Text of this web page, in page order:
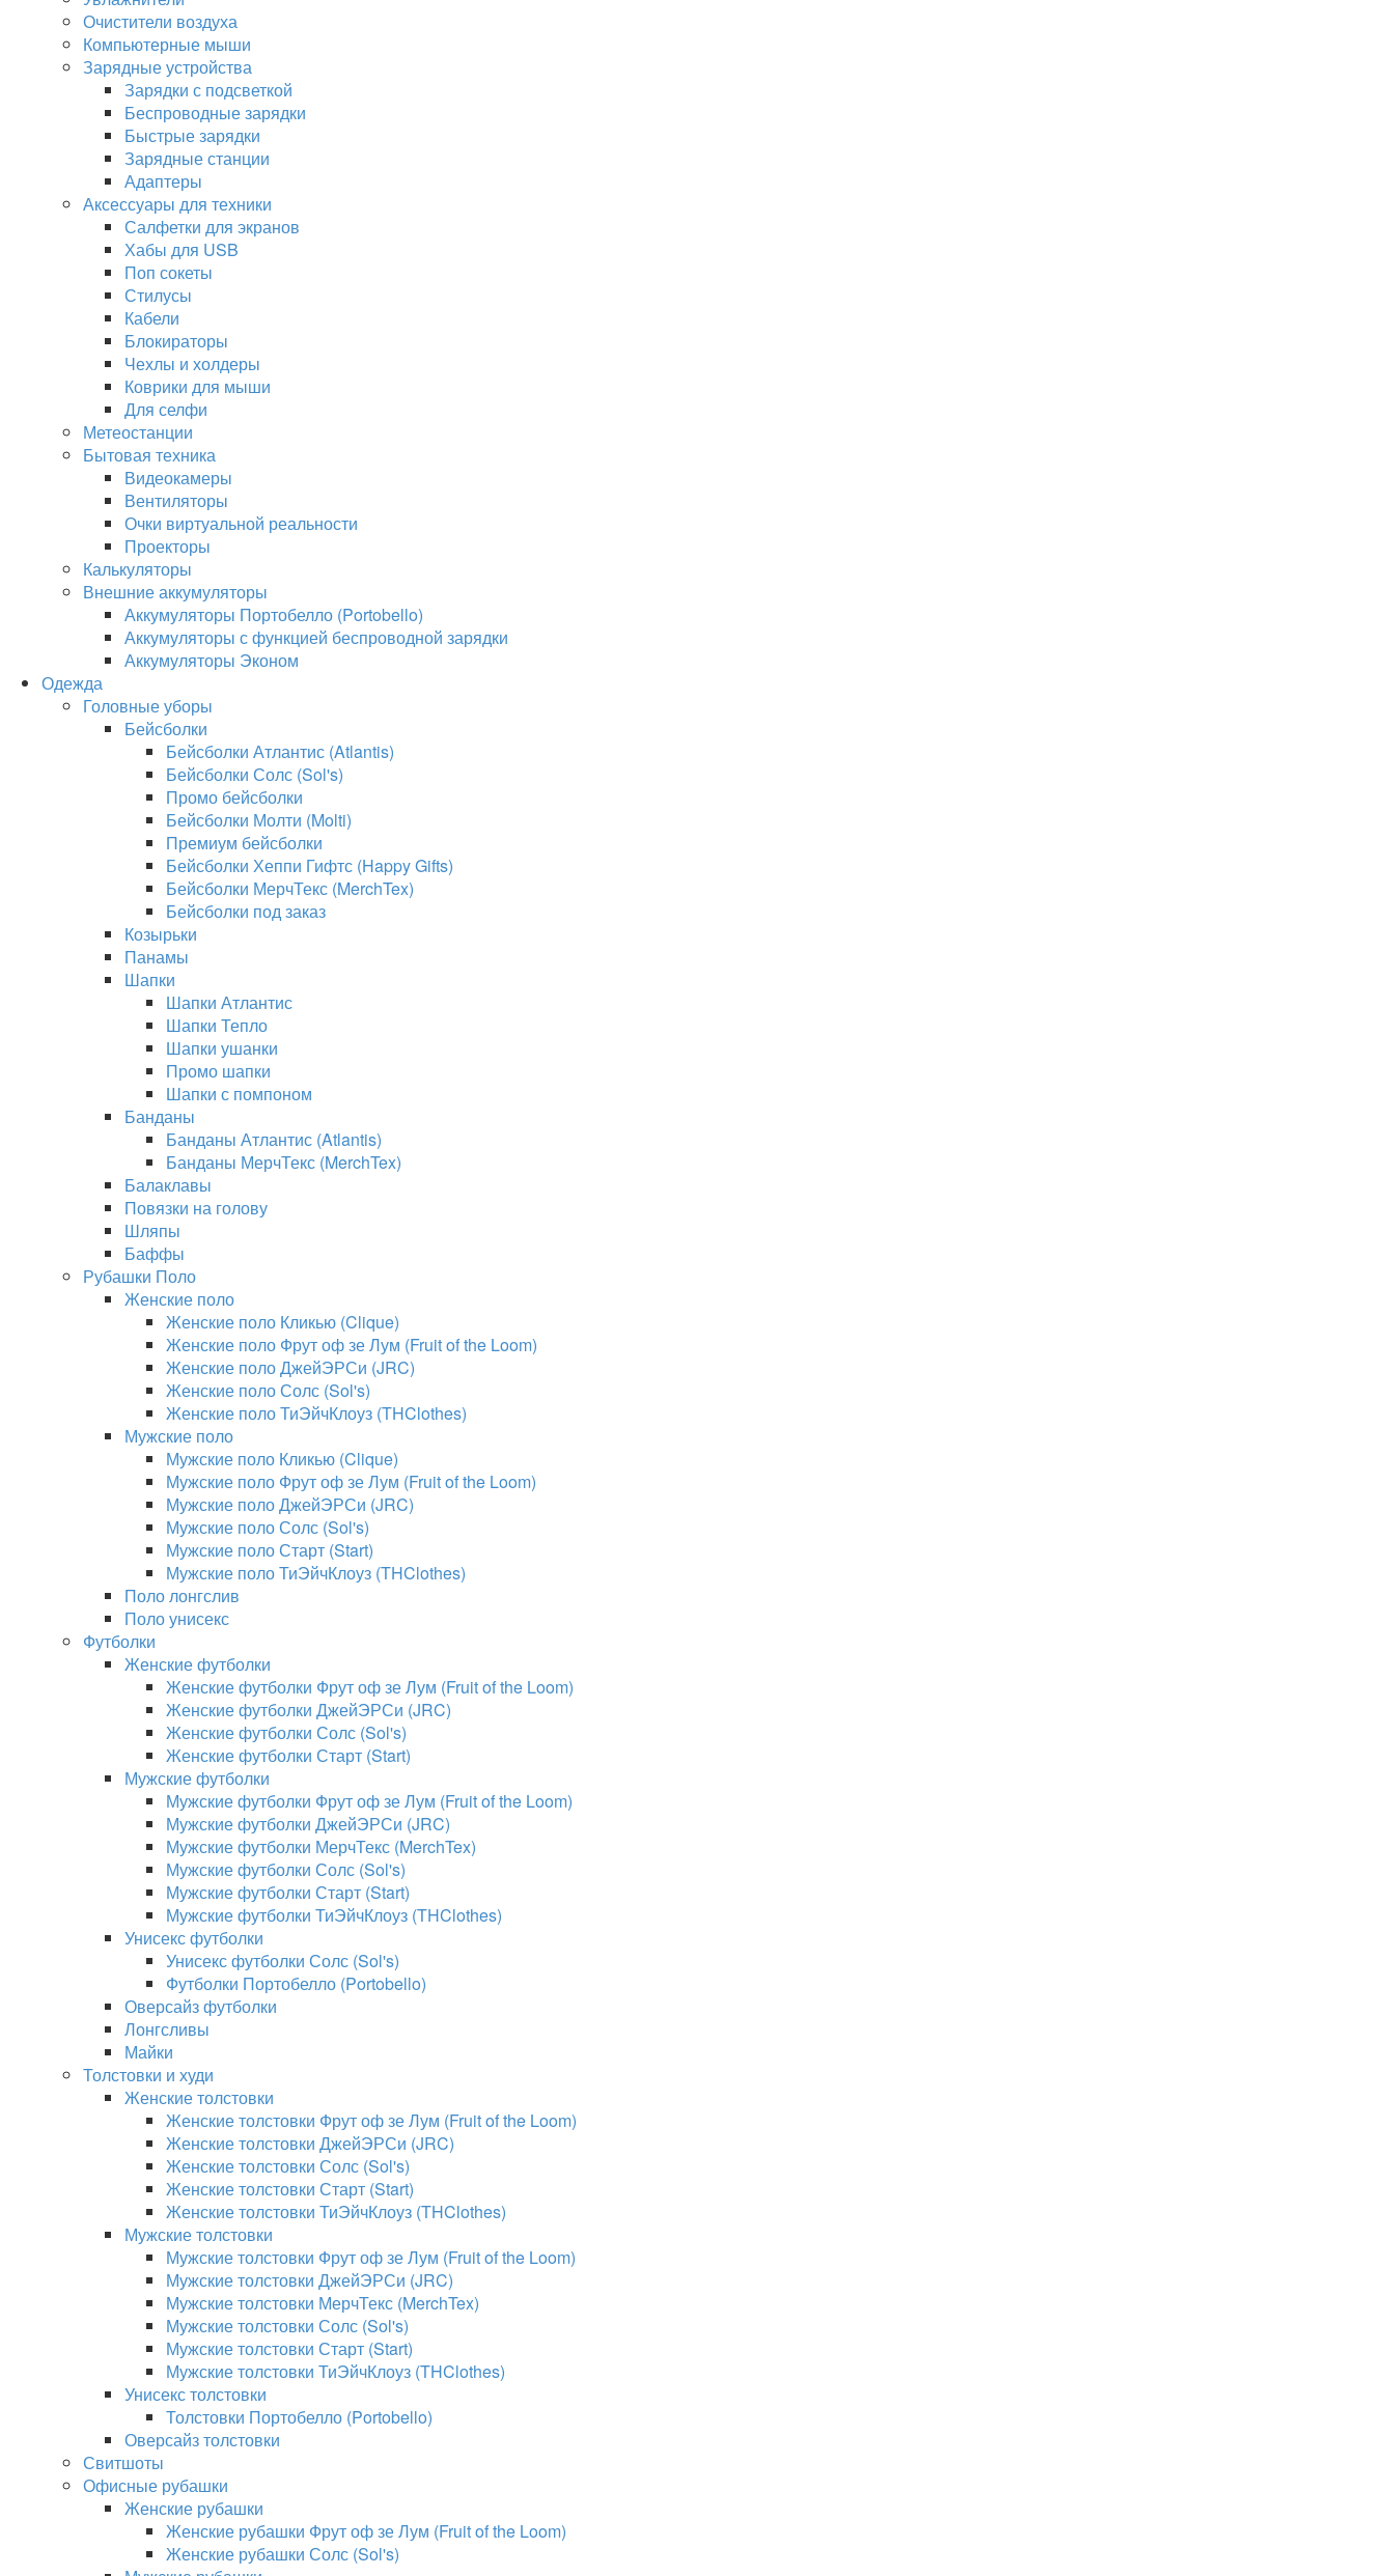
Очистители воздуха
Компьютерные мыши
Зарядные устройства
Зарядки с подсветкой
Беспроводные зарядки
Быстрые зарядки
Зарядные станции
Адаптеры
Аксессуары для техники
Салфетки для экранов
Хабы для USB
Поп сокеты
Стилусы
Кабели
Блокираторы
Чехлы и холдеры
Коврики для мыши
Для селфи
Метеостанции
Бытовая техника
Видеокамеры
Вентиляторы
Очки виртуальной реальности
Проекторы
Калькуляторы
Внешние аккумуляторы
Аккумуляторы Портобелло (Portobello)
Аккумуляторы с функцией беспроводной зарядки
Аккумуляторы Эконом
Одежда
Головные уборы
Бейсболки
Бейсболки Атлантис (Atlantis)
Бейсболки Солс (Sol's)
Промо бейсболки
Бейсболки Молти (Molti)
Премиум бейсболки
Бейсболки Хеппи Гифтс (Happy Gifts)
Бейсболки МерчТекс (MerchTex)
Бейсболки под заказ
Козырьки
Панамы
Шапки
Шапки Атлантис
Шапки Тепло
Шапки ушанки
Промо шапки
Шапки с помпоном
Банданы
Банданы Атлантис (Atlantis)
Банданы МерчТекс (MerchTex)
Балаклавы
Повязки на голову
Шляпы
Баффы
Рубашки Поло
Женские поло
Женские поло Кликью (Clique)
Женские поло Фрут оф зе Лум (Fruit of the Loom)
Женские поло ДжейЭРСи (JRC)
Женские поло Солс (Sol's)
Женские поло ТиЭйчКлоуз (THClothes)
Мужские поло
Мужские поло Кликью (Clique)
Мужские поло Фрут оф зе Лум (Fruit of the Loom)
Мужские поло ДжейЭРСи (JRC)
Мужские поло Солс (Sol's)
Мужские поло Старт (Start)
Мужские поло ТиЭйчКлоуз (THClothes)
Поло лонгслив
Поло унисекс
Футболки
Женские футболки
Женские футболки Фрут оф зе Лум (Fruit of the Loom)
Женские футболки ДжейЭРСи (JRC)
Женские футболки Солс (Sol's)
Женские футболки Старт (Start)
Мужские футболки
Мужские футболки Фрут оф зе Лум (Fruit of the Loom)
Мужские футболки ДжейЭРСи (JRC)
Мужские футболки МерчТекс (MerchTex)
Мужские футболки Солс (Sol's)
Мужские футболки Старт (Start)
Мужские футболки ТиЭйчКлоуз (THClothes)
Унисекс футболки
Унисекс футболки Солс (Sol's)
Футболки Портобелло (Portobello)
Оверсайз футболки
Лонгсливы
Майки
Толстовки и худи
Женские толстовки
Женские толстовки Фрут оф зе Лум (Fruit of the Loom)
Женские толстовки ДжейЭРСи (JRC)
Женские толстовки Солс (Sol's)
Женские толстовки Старт (Start)
Женские толстовки ТиЭйчКлоуз (THClothes)
Мужские толстовки
Мужские толстовки Фрут оф зе Лум (Fruit of the Loom)
Мужские толстовки ДжейЭРСи (JRC)
Мужские толстовки МерчТекс (MerchTex)
Мужские толстовки Солс (Sol's)
Мужские толстовки Старт (Start)
Мужские толстовки ТиЭйчКлоуз (THClothes)
Унисекс толстовки
Толстовки Портобелло (Portobello)
Оверсайз толстовки
Свитшоты
Офисные рубашки
Женские рубашки
Женские рубашки Фрут оф зе Лум (Fruit of the Loom)
Женские рубашки Солс (Sol's)